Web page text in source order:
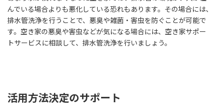
んでいる場合よりも悪化している恐れもあります。その場合には、
排水管洗浄を行うことで、悪臭や雑菌・害虫を防ぐことが可能で
す。空き家の悪臭や害虫などが気になる場合には、空き家サポー
トサービスに相談して、排水管洗浄を行いましょう。
活用方法決定のサポート